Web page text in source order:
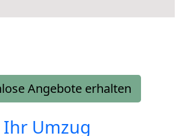
Angebote erhalten
Ihr Umzug